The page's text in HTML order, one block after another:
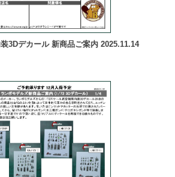
3Dデカール 新商品ご案内 2025.11.14